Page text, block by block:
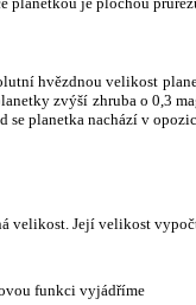
hvězdnou velikost
zvýší zhruba o 0,3
se planetka nachází v
velikost. Její velikost
funkci vyjádříme